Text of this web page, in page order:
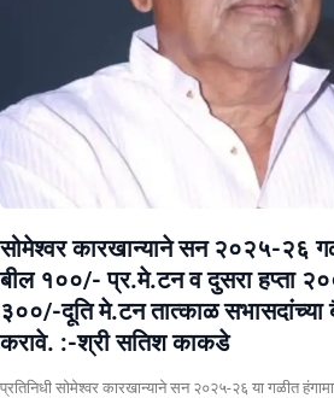
सोमेश्वर कारखान्याने सन २०२५-२६
बील १००/- प्र.मे.टन व दुसरा हप्ता
३००/-दूति मे.टन तात्काळ सभासदांच्या
करावे. :-श्री सतिश काकडे
प्रतिनिधी सोमेश्वर कारखान्याने सन २०२५-२६ या गळीत